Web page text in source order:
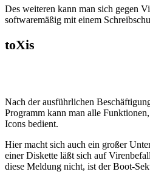
Des weiteren kann man sich gegen
softwaremäßig mit einem
toXis
Nach der ausführlichen
Programm kann man alle
Icons bedient.
Hier macht sich auch ein großer
einer Diskette läßt sich auf
diese Meldung nicht, ist der Boot-